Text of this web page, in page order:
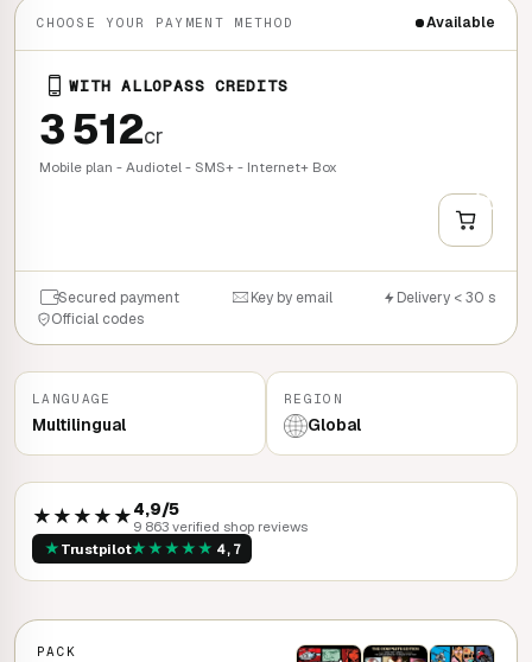
CHOOSE YOUR PAYMENT METHOD Available
WITH ALLOPASS CREDITS
3 512cr
Mobile plan - Audiotel - SMS+ - Internet+ Box
+
Secured payment Key by email
Delivery < 30 s
Official codes
LANGUAGE
Multilingual
REGION
Global
★★★★★4,9/5
9 863 verified shop reviews
★ Trustpilot★★★★★ 4,7
PACK